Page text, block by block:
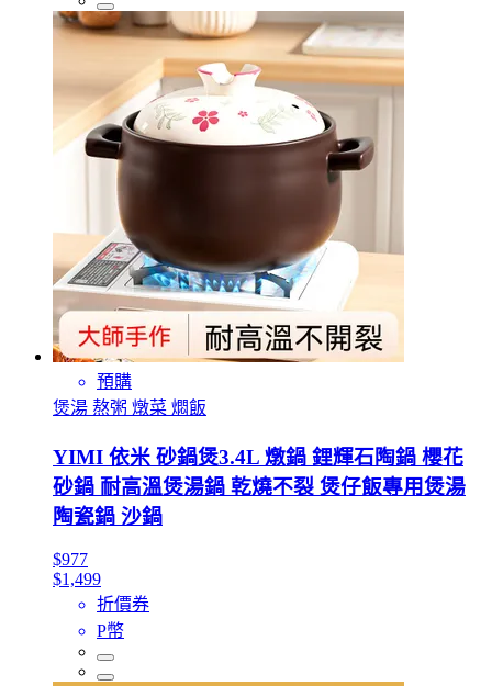
預購
煲湯 熬粥 燉菜 燜飯
YIMI 依米 砂鍋煲3.4L 燉鍋 鋰輝石陶鍋 櫻花
砂鍋 耐高溫煲湯鍋 乾燒不裂 煲仔飯專用煲湯
陶瓷鍋 沙鍋
$977
$1,499
折價券
P幣